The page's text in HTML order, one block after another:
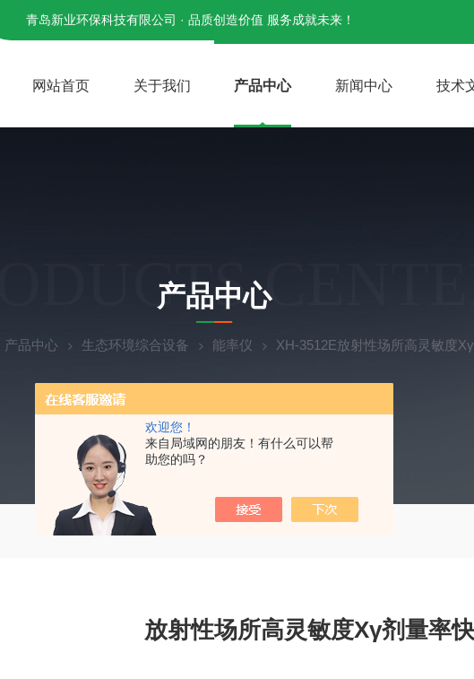
欢迎您！
来自局域网的朋友！有什么可以帮
助您的吗？
青岛新业环保科技有限公司 · 品质创造价值 服务成就未来！
网站首页 关于我们 产品中心 新闻中心 技术
产品中心
产品中心 生态环境综合设备 能率仪 XH-3512E放射性场所高灵敏度
放射性场所高灵敏度Xγ剂量率